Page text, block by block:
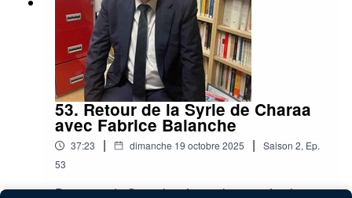
53. Retour de la Syrie de Charaa
avec Fabrice Balanche
37:23 | dimanche 19 octobre 2025 | Saison 2, Ep.
53
De retour de Syrie, le géographe et spécialiste